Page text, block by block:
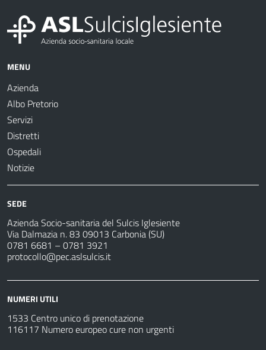
MENU
Azienda
Albo Pretorio
Servizi
Distretti
Ospedali
Notizie
SEDE
Azienda Socio-sanitaria del Sulcis Iglesiente
Via Dalmazia n. 83 09013 Carbonia (SU)
0781 6681 – 0781 3921
protocollo@pec.aslsulcis.it
NUMERI UTILI
1533 Centro unico di prenotazione
116117 Numero europeo cure non urgenti